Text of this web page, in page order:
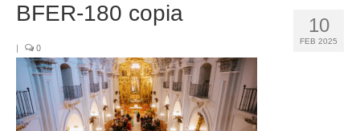
COMUNIONES
CORPORATIVAS
10
FEB 2025
BFER-180 copia
| 0